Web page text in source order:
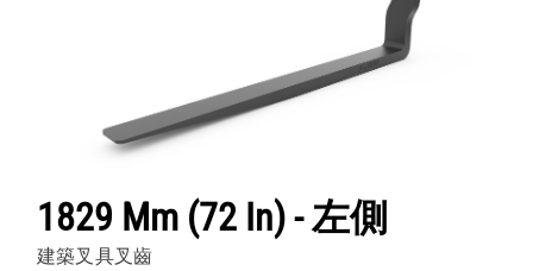
1829 Mm (72 In) - 左側
建築叉具叉齒